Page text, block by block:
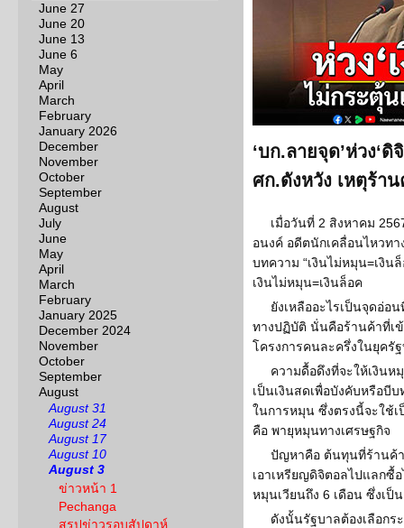
June 27
June 20
June 13
June 6
May
April
March
February
January 2026
December
November
October
September
August
July
June
May
April
March
February
January 2025
December 2024
November
October
September
August
August 31
August 24
August 17
August 10
August 3
ข่าวหน้า 1
Pechanga
สรุปข่าวรอบสัปดาห์
‘บก.ลายจุด’ห่วง‘
ศก.ดังหวัง เหตุร้า
เมื่อวันที่ 2 สิงหาคม
อนงค์ อดีตนักเคลื่อนไหวทา
บทความ “เงินไม่หมุน=เงิน
เงินไม่หมุน=เงินล็อค
ยังเหลืออะไรเป็นจุดอ่อ
ทางปฏิบัติ นั่นคือร้านค้าที่เ
โครงการคนละครึ่งในยุครั
ความดื้อดึงที่จะให้เงิน
เป็นเงินสดเพื่อบังคับหรือบี
ในการหมุน ซึ่งตรงนี้จะใช้
คือ พายุหมุนทางเศรษฐกิจ
ปัญหาคือ ต้นทุนที่ร้านค้า
เอาเหรียญดิจิตอลไปแลกซื้
หมุนเวียนถึง 6 เดือน ซึ่งเป็
ดังนั้นรัฐบาลต้องเลือกร